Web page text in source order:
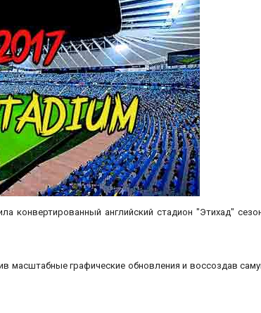
конвертированный английский стадион "Этихад"
масштабные графические обновления и воссоздав